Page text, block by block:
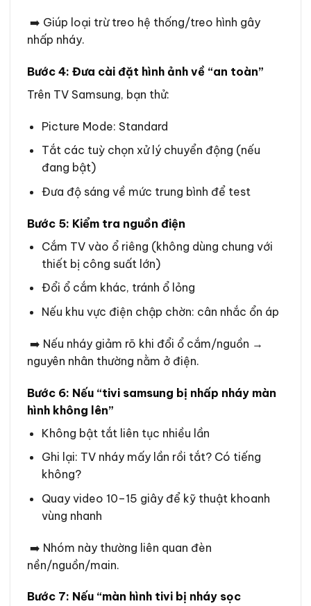
➡️ Giúp loại trừ treo hệ thống/treo hình gây
nhấp nháy.
Bước 4: Đưa cài đặt hình ảnh về “an toàn”
Trên TV Samsung, bạn thử:
Picture Mode: Standard
Tắt các tuỳ chọn xử lý chuyển động (nếu
đang bật)
Đưa độ sáng về mức trung bình để test
Bước 5: Kiểm tra nguồn điện
Cắm TV vào ổ riêng (không dùng chung với
thiết bị công suất lớn)
Đổi ổ cắm khác, tránh ổ lỏng
Nếu khu vực điện chập chờn: cân nhắc ổn áp
➡️ Nếu nháy giảm rõ khi đổi ổ cắm/nguồn →
nguyên nhân thường nằm ở điện.
Bước 6: Nếu “tivi samsung bị nhấp nháy màn
hình không lên”
Không bật tắt liên tục nhiều lần
Ghi lại: TV nháy mấy lần rồi tắt? Có tiếng
không?
Quay video 10–15 giây để kỹ thuật khoanh
vùng nhanh
➡️ Nhóm này thường liên quan đèn
nền/nguồn/main.
Bước 7: Nếu “màn hình tivi bị nháy sọc